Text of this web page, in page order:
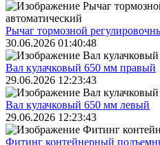
Рычаг тормозной
30.06.2026 01:40:48
Вал кулачковый 650 мм правый
29.06.2026 12:23:43
Вал кулачковый 650 мм левый
29.06.2026 12:23:43
Фитинг контейнерный